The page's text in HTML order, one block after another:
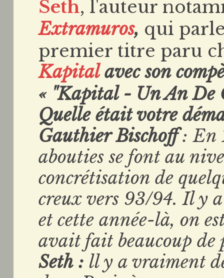
Seth, l'auteur
Extramuros, qui
premier titre paru
Kapital avec son
« "Kapital - Un An
Quelle était votre
Gauthier Bischoff: En
abouties se font au
concrétisation de
creux vers 93/94. Il y
et cette année-là, on
avait fait beaucoup de
Seth : ll y a vraiment